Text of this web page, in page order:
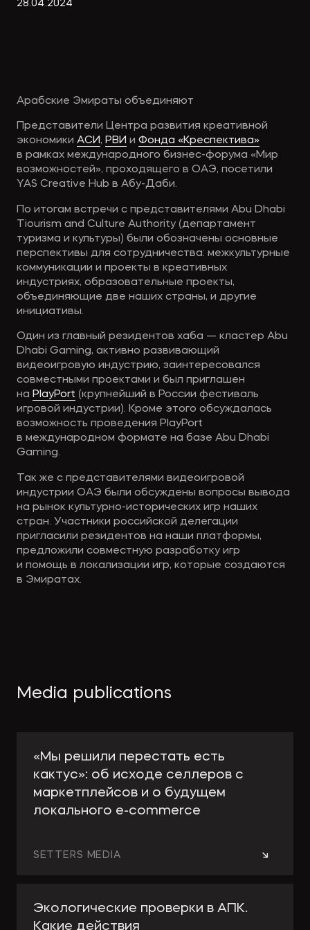
Экологическое
Articles
28.04.2024
Арабские Эмираты объединяют
Представители Центра развития креативной
экономики АСИ, РВИ и Фонда «Креспектива»
в рамках международного бизнес-форума «Мир
возможностей», проходящего в ОАЭ, посетили
YAS Creative Hub в Абу-Даби.
По итогам встречи с представителями Abu Dhabi
Tiourism and Culture Authority (департамент
туризма и культуры) были обозначены основные
перспективы для сотрудничества: межкультурные
коммуникации и проекты в креативных
индустриях, образовательные проекты,
объединяющие две наших страны, и другие
инициативы.
Один из главный резидентов хаба — кластер Abu
Dhabi Gaming, активно развивающий
видеоигровую индустрию, заинтересовался
совместными проектами и был приглашен
на PlayPort (крупнейший в России фестиваль
игровой индустрии). Кроме этого обсуждалась
возможность проведения PlayPort
в международном формате на базе Abu Dhabi
Gaming.
Так же с представителями видеоигровой
индустрии ОАЭ были обсуждены вопросы вывода
на рынок культурно-исторических игр наших
стран. Участники российской делегации
пригласили резидентов на наши платформы,
предложили совместную разработку игр
и помощь в локализации игр, которые создаются
в Эмиратах.
Media publications
«Мы решили перестать есть
кактус»: об исходе селлеров с
маркетплейсов и о будущем
локального e-сommerce
→
SETTERS MEDIA
Экологические проверки в АПК.
Какие действия